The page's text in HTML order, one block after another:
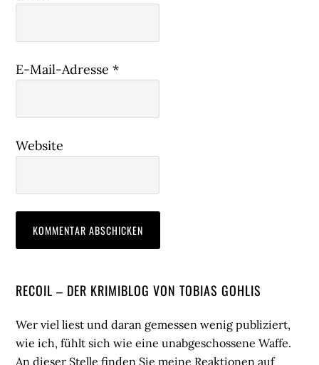
E-Mail-Adresse*
Website
Seitenspalte
RECOIL – DER KRIMIBLOG VON TOBIAS GOHLIS
Wer viel liest und daran gemessen wenig publiziert,
wie ich, fühlt sich wie eine unabgeschossene Waffe.
An dieser Stelle finden Sie meine Reaktionen auf